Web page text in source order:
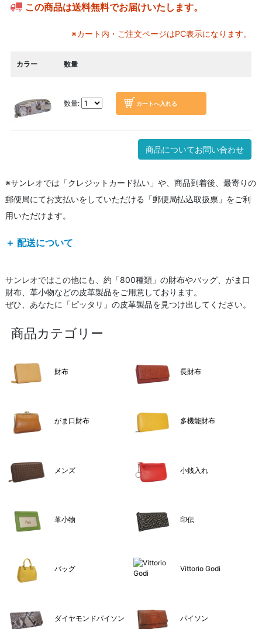
この商品は送料無料でお届けいたします。
※カート内・ご注文ページはPC表示になります。
カラー 数量
数量:
商品についてお問い合わせ
※サンレオでは「クレジットカード払い」や、商品到着後、最寄りの
郵便局にてお支払いをしていただける「郵便局払込取扱票」をご利
用いただけます。
＋ 配送について
サンレオではこの他にも、約「800種類」の財布やバッグ、がま口
財布、革小物などの皮革製品をご用意しております。
ぜひ、あなたに「ピッタリ」の皮革製品を見つけ出してください。
商品カテゴリー
財布 長財布
がま口財布 多機能財布
メンズ 小銭入れ
革小物 印伝
バッグ Vittorio Godi
ダイヤモンドパイソン パイソン